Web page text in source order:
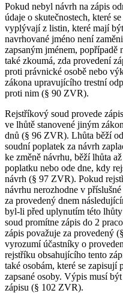
Pokud nebyl návrh na zápis
údaje o skutečnostech, které
vyplývají z listin, které mají
navrhované jméno není
zapsaným jménem,
také zkoumá, zda provedení
proti právnické osobě nebo
zákona upravujícího trestní
proti nim (§ 90 ZVR).
Rejstříkový soud provede
ve lhůtě stanovené jiným
dnů (§ 96 ZVR). Lhůta běží
soudní poplatek za návrh
ke změně návrhu, běží lhůta
poplatku nebo ode dne, kdy
návrh (§ 97 ZVR). Pokud
návrhu nerozhodne v
za provedený dnem
byl-li před uplynutím této
soud promítne zápis do 2
zápis považuje za provedený
vyrozumí účastníky o
rejstříku obsahujícího tento
také osobám, které se zapisují
zapsané osoby. Výpis musí
zápisu (§ 102 ZVR).